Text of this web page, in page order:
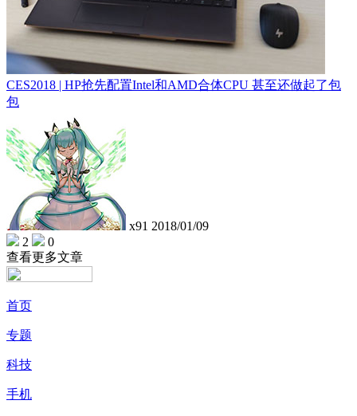
CES2018 | HP抢先配置Intel和AMD合体CPU 甚至还做起了包
包
x91 2018/01/09
2
0
查看更多文章
首页
专题
科技
手机